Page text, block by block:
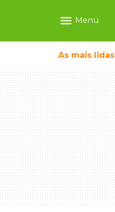
menu Menu
As mais lidas
ganhar dia oficial em MS